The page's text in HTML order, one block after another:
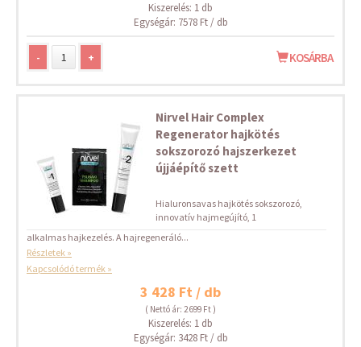
Kiszerelés: 1 db
Egységár: 7578 Ft / db
- + KOSÁRBA
Nirvel Hair Complex
Regenerator hajkötés
sokszorozó hajszerkezet
újjáépítő szett
Hialuronsavas hajkötés sokszorozó,
innovatív hajmegújító, 1
alkalmas hajkezelés. A hajregeneráló...
Részletek »
Kapcsolódó termék »
3 428 Ft / db
( Nettó ár: 2 699 Ft )
Kiszerelés: 1 db
Egységár: 3428 Ft / db